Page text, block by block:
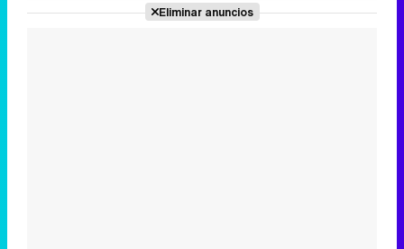
Eliminar anuncios